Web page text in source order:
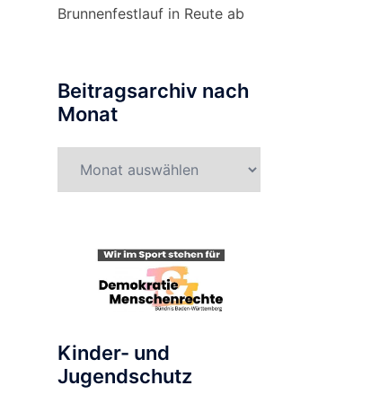
Brunnenfestlauf in Reute ab
Beitragsarchiv nach
Monat
nach
Kinder- und
Jugendschutz